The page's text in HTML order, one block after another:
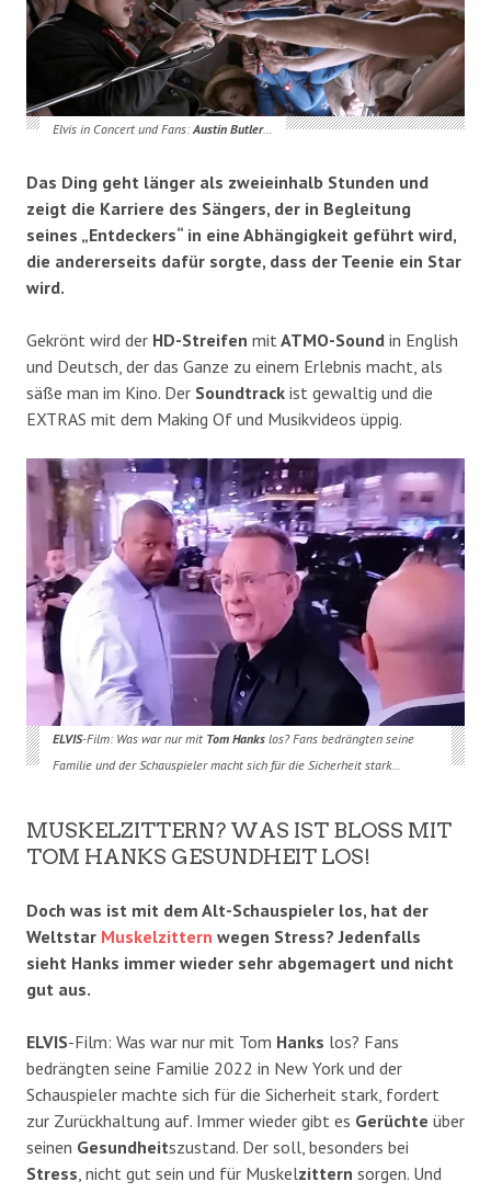
Elvis in Concert und Fans:Austin Butler…
Das Ding geht länger als zweieinhalb Stunden und
zeigt die Karriere des Sängers, der in Begleitung
seines „Entdeckers“ in eine Abhängigkeit geführt wird,
die andererseits dafür sorgte, dass der Teenie ein Star
wird.
Gekrönt wird der HD-Streifen mitATMO-Sound in English
und Deutsch, der das Ganze zu einem Erlebnis macht, als
säße man im Kino. Der Soundtrack ist gewaltig und die
EXTRAS mit dem Making Of und Musikvideos üppig.
ELVIS-Film: Was war nur mit Tom Hankslos? Fans bedrängten seine
Familie und der Schauspieler macht sich für die Sicherheit stark…
MUSKELZITTERN? WAS IST BLOSS MIT T
OM HANKS GESUNDHEIT LOS!
Doch was ist mit dem Alt-Schauspieler los, hat der
Weltstar Muskelzittern wegen Stress? Jedenfalls
sieht Hanks immer wieder sehr abgemagert und nicht
gut aus.
ELVIS-Film: Was war nur mit Tom Hanks los? Fans
bedrängten seine Familie 2022 in New York und der
Schauspieler machte sich für die Sicherheit stark, fordert
zur Zurückhaltung auf. Immer wieder gibt es Gerüchte über
seinen Gesundheitszustand. Der soll, besonders bei
Stress, nicht gut sein und für Muskelzittern sorgen. Und